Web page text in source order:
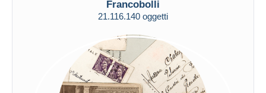
Spedizione gratuita
PayPal
Bonifico bancario
Visa
Francobolli
21.116.140 oggetti